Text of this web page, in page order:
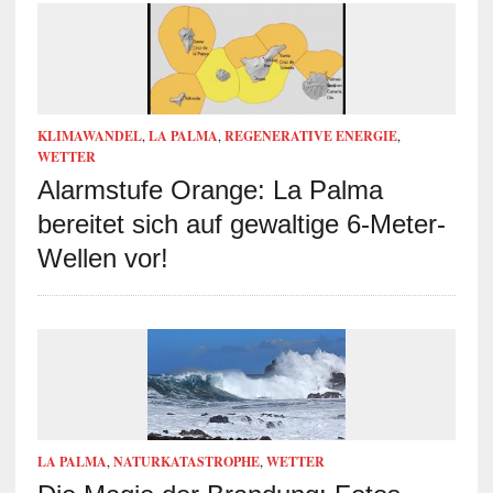
KLIMAWANDEL, LA PALMA, REGENERATIVE ENERGIE,
WETTER
Alarmstufe Orange: La Palma
bereitet sich auf gewaltige 6-Meter-
Wellen vor!
LA PALMA, NATURKATASTROPHE, WETTER